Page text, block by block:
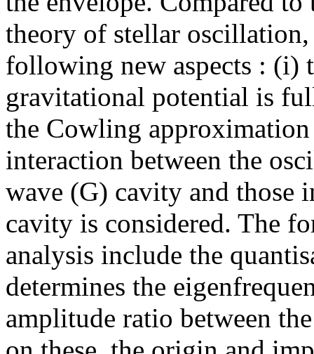
theory of stellar oscillation,
following new aspects : (i)
gravitational potential is
the Cowling
interaction between the
wave (G) cavity and those
cavity is considered. The
analysis include the
determines the
amplitude ratio between